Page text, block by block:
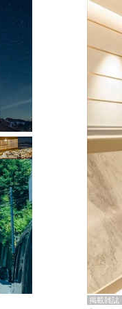
掲載雑誌
ニズ
記事が